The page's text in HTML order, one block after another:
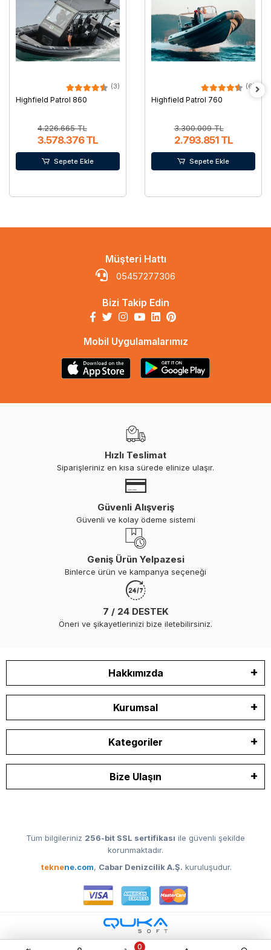
(3)
Highfield Patrol 860
4.226.665 TL
3.578.376 TL
Sepete Ekle
(6)
Highfield Patrol 760
3.300.009 TL
2.793.851 TL
Sepete Ekle
Müşteri Hattı
05457277306
Bizi Takip Edin
Mobil Uygulamalarımız
Hızlı Teslimat
Siparişleriniz en kısa sürede elinize ulaşır.
Güvenli Alışveriş
Güvenli ve kolay ödeme sistemi
Geniş Ürün Yelpazesi
Binlerce ürün ve kampanya seçeneği
7 / 24 DESTEK
Öneri ve şikayetlerinizi bize iletebilirsiniz.
Hakkımızda
Kurumsal
Kategoriler
Bize Ulaşın
Tüm bilgileriniz 256-bit SSL sertifikası ile güvenli şekilde
korunmaktadır.
teknene.com, Cabar Denizcilik A.Ş. kuruluşudur.
0